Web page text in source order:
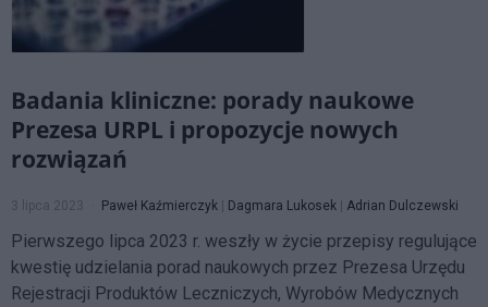
Badania kliniczne: porady naukowe
Prezesa URPL i propozycje nowych
rozwiązań
3 lipca 2023 Paweł Kaźmierczyk | Dagmara Lukosek | Adrian Dulczewski
Pierwszego lipca 2023 r. weszły w życie przepisy regulujące
kwestię udzielania porad naukowych przez Prezesa Urzędu
Rejestracji Produktów Leczniczych, Wyrobów Medycznych